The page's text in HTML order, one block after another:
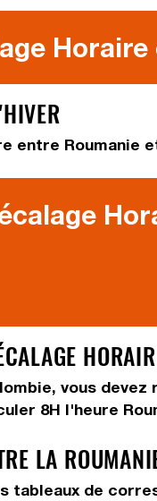
entre Roumanie
vous devez
8H l'heure
LA
tableaux de